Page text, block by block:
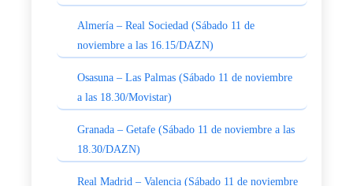
Almería – Real Sociedad (Sábado 11 de
noviembre a las 16.15/DAZN)
Osasuna – Las Palmas (Sábado 11 de noviembre
a las 18.30/Movistar)
Granada – Getafe (Sábado 11 de noviembre a las
18.30/DAZN)
Real Madrid – Valencia (Sábado 11 de noviembre